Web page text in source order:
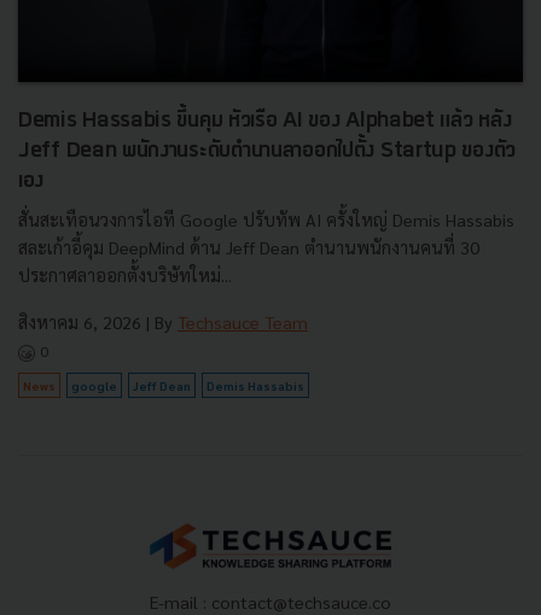
Demis Hassabis ขึ้นคุม หัวเรือ AI ของ Alphabet แล้ว หลัง
Jeff Dean พนักงานระดับตำนานลาออกไปตั้ง Startup ของตัว
เอง
สั่นสะเทือนวงการไอที Google ปรับทัพ AI ครั้งใหญ่ Demis Hassabis
สละเก้าอี้คุม DeepMind ด้าน Jeff Dean ตำนานพนักงานคนที่ 30
ประกาศลาออกตั้งบริษัทใหม่...
สิงหาคม 6, 2026 | By Techsauce Team
0
News google Jeff Dean Demis Hassabis
E-mail : contact@techsauce.co